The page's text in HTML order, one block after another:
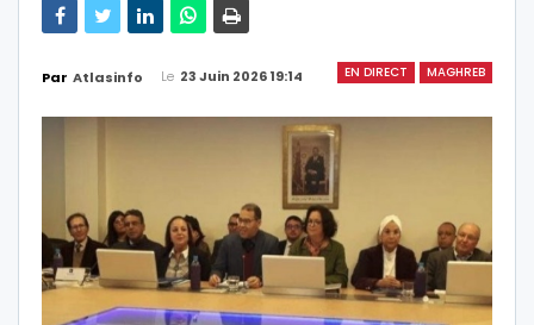
EN DIRECT MAGHREB
Par Atlasinfo Le 23 Juin 2026 19:14